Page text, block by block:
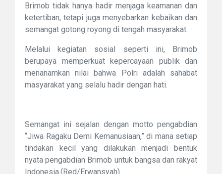
Brimob tidak hanya hadir menjaga keamanan dan
ketertiban, tetapi juga menyebarkan kebaikan dan
semangat gotong royong di tengah masyarakat.
Melalui kegiatan sosial seperti ini, Brimob
berupaya memperkuat kepercayaan publik dan
menanamkan nilai bahwa Polri adalah sahabat
masyarakat yang selalu hadir dengan hati.
Semangat ini sejalan dengan motto pengabdian
“Jiwa Ragaku Demi Kemanusiaan,” di mana setiap
tindakan kecil yang dilakukan menjadi bentuk
nyata pengabdian Brimob untuk bangsa dan rakyat
Indonesia.(Red/Erwansyah)